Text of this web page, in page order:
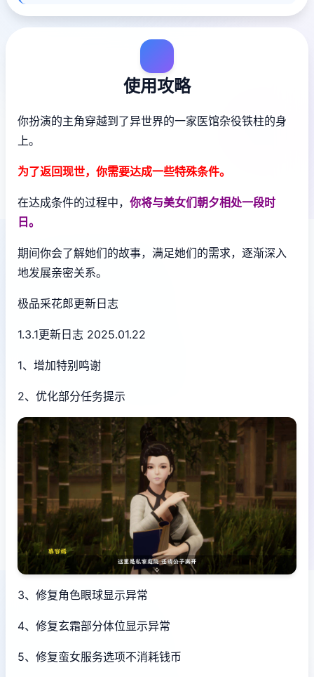
使用攻略
你扮演的主角穿越到了异世界的一家医馆杂役铁柱的身
上。
为了返回现世，你需要达成一些特殊条件。
在达成条件的过程中， 你将与美女们朝夕相处一段时
日。
期间你会了解她们的故事，满足她们的需求，逐渐深入
地发展亲密关系。
极品采花郎更新日志
1.3.1更新日志 2025.01.22
1、增加特别鸣谢
2、优化部分任务提示
3、修复角色眼球显示异常
4、修复玄霜部分体位显示异常
5、修复蛮女服务选项不消耗钱币